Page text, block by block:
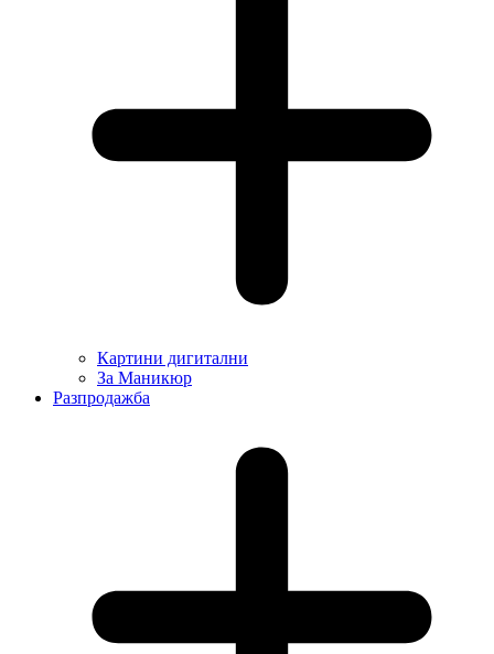
Картини дигитални
За Маникюр
Разпродажба